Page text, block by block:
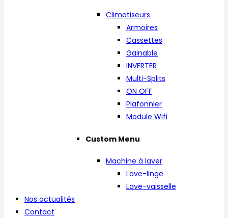
Climatiseurs
Armoires
Cassettes
Gainable
INVERTER
Multi-Splits
ON OFF
Plafonnier
Module Wifi
Custom Menu
Machine à laver
Lave-linge
Lave-vaisselle
Nos actualités
Contact